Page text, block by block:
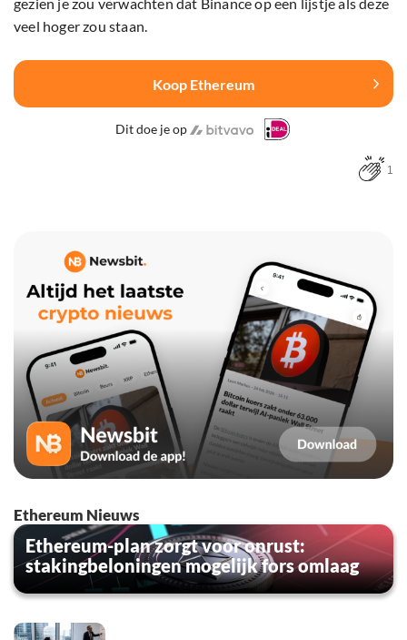
veel hoger zou staan.
Koop Ethereum
Dit doe je op
1
Ethereum Nieuws
Ethereum-plan zorgt voor onrust:
stakingbeloningen mogelijk fors omlaag